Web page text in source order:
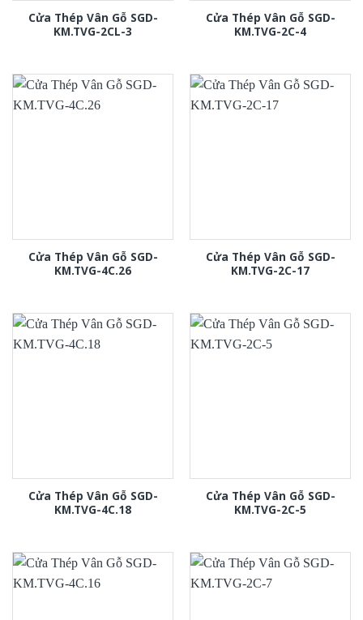
Cửa Thép Vân Gỗ SGD-
KM.TVG-2CL-3
Cửa Thép Vân Gỗ SGD-
KM.TVG-2C-4
Cửa Thép Vân Gỗ SGD-
KM.TVG-4C.26
Cửa Thép Vân Gỗ SGD-
KM.TVG-2C-17
Cửa Thép Vân Gỗ SGD-
KM.TVG-4C.18
Cửa Thép Vân Gỗ SGD-
KM.TVG-2C-5